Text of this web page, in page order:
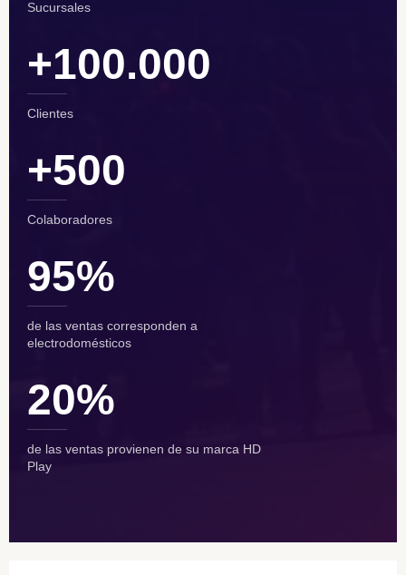
Sucursales
+100.000
Clientes
+500
Colaboradores
95%
de las ventas corresponden a
electrodomésticos
20%
de las ventas provienen de su marca HD
Play